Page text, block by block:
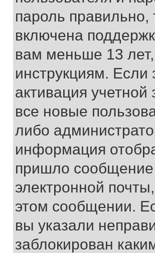
пароль
включена
вам меньше 13
инструкциям. Если
активация
все новые
либо
информация
пришло сообщение
электронной
этом сообщении.
вы указали
заблокирован